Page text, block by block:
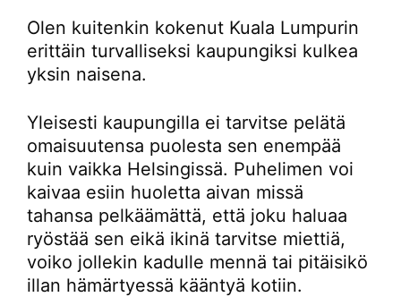
Olen kuitenkin kokenut Kuala Lumpurin
erittäin turvalliseksi kaupungiksi kulkea
yksin naisena.
Yleisesti kaupungilla ei tarvitse pelätä
omaisuutensa puolesta sen enempää
kuin vaikka Helsingissä. Puhelimen voi
kaivaa esiin huoletta aivan missä
tahansa pelkäämättä, että joku haluaa
ryöstää sen eikä ikinä tarvitse miettiä,
voiko jollekin kadulle mennä tai pitäisikö
illan hämärtyessä kääntyä kotiin.